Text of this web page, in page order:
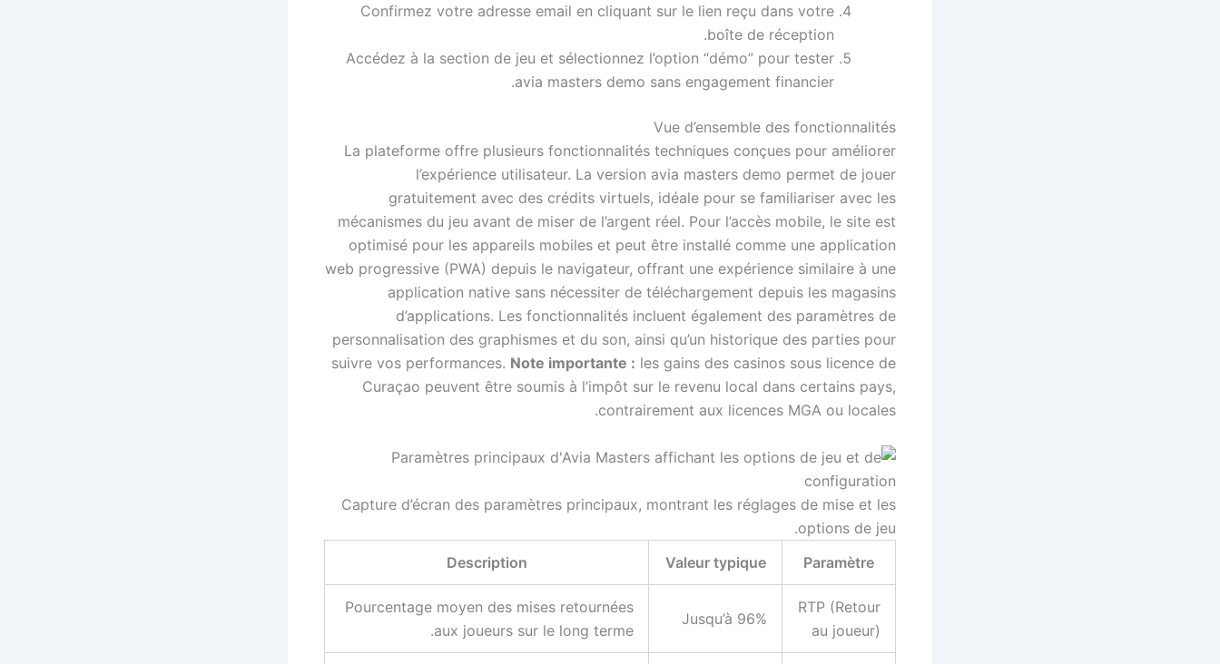
Confirmez votre adresse email en cliquant sur le lien reçu dans votre
boîte de réception.
Accédez à la section de jeu et sélectionnez l’option “démo” pour tester
avia masters demo sans engagement financier.
Vue d’ensemble des fonctionnalités
La plateforme offre plusieurs fonctionnalités techniques conçues pour améliorer
l’expérience utilisateur. La version avia masters demo permet de jouer
gratuitement avec des crédits virtuels, idéale pour se familiariser avec les
mécanismes du jeu avant de miser de l’argent réel. Pour l’accès mobile, le site est
optimisé pour les appareils mobiles et peut être installé comme une application
web progressive (PWA) depuis le navigateur, offrant une expérience similaire à une
application native sans nécessiter de téléchargement depuis les magasins
d’applications. Les fonctionnalités incluent également des paramètres de
personnalisation des graphismes et du son, ainsi qu’un historique des parties pour
suivre vos performances. Note importante : les gains des casinos sous licence de
Curaçao peuvent être soumis à l’impôt sur le revenu local dans certains pays,
contrairement aux licences MGA ou locales.
Capture d’écran des paramètres principaux, montrant les réglages de mise et les
options de jeu.
Paramètre
Valeur typique
Description
RTP (Retour
au joueur)
Jusqu’à 96%
Pourcentage moyen des mises retournées
aux joueurs sur le long terme.